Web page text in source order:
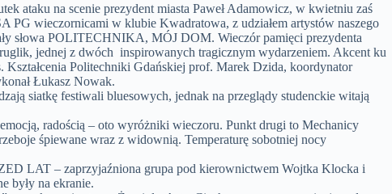
ataku na scenie prezydent miasta Paweł Adamowicz, w kwietniu zaś
PG wieczornicami w klubie Kwadratowa, z udziałem artystów naszego
słowa POLITECHNIKA, MÓJ DOM. Wieczór pamięci prezydenta
jednej z dwóch inspirowanych tragicznym wydarzeniem. Akcent ku
Kształcenia Politechniki Gdańskiej prof. Marek Dzida, koordynator
Łukasz Nowak.
siatkę festiwali bluesowych, jednak na przeglądy studenckie witają
radością – oto wyróżniki wieczoru. Punkt drugi to Mechanicy
śpiewane wraz z widownią. Temperaturę sobotniej nocy
LAT – zaprzyjaźniona grupa pod kierownictwem Wojtka Klocka i
były na ekranie.